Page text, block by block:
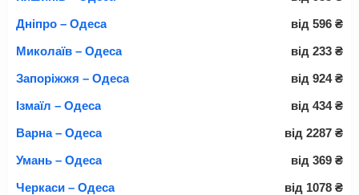
Дніпро – Одеса
від 596 ₴
Миколаїв – Одеса
від 233 ₴
Запоріжжя – Одеса
від 924 ₴
Ізмаїл – Одеса
від 434 ₴
Варна – Одеса
від 2287 ₴
Умань – Одеса
від 369 ₴
Черкаси – Одеса
від 1078 ₴